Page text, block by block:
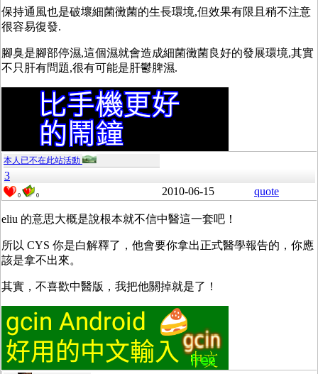
保持通風也是破壞細菌黴菌的生長環境,但效果有限且稍不注意
很容易復發.
腳臭是腳部停濕,這個濕就會造成細菌黴菌良好的發展環境,其實
不只肝有問題,很有可能是肝鬱脾濕.
本人已不在此站活動
3
0 0 2010-06-15 quote
eliu 的意思大概是說根本就不信中醫這一套吧！
所以 CYS 你是白解釋了，他會要你拿出正式醫學報告的，你應
該是拿不出來。
其實，不喜歡中醫版，我把他關掉就是了！